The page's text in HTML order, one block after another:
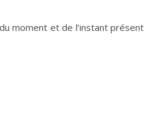
moment et de l’instant présent